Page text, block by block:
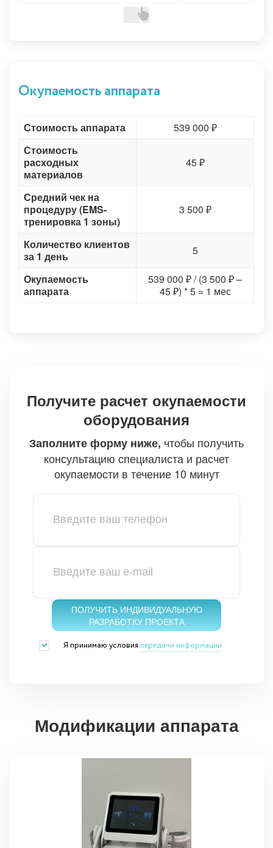
Окупаемость аппарата
Стоимость аппарата
539 000 ₽
Стоимость
расходных
материалов
45 ₽
Средний чек на
процедуру (EMS-
тренировка 1 зоны)
3 500 ₽
Количество клиентов
за 1 день
5
Окупаемость
аппарата
539 000 ₽ / (3 500 ₽ –
45 ₽) * 5 = 1 мес
Получите расчет окупаемости
оборудования
Заполните форму ниже, чтобы получить
консультацию специалиста и расчет
окупаемости в течение 10 минут
ПОЛУЧИТЬ ИНДИВИДУАЛЬНУЮ
РАЗРАБОТКУ ПРОЕКТА
Я принимаю условия передачи информации
Модификации аппарата